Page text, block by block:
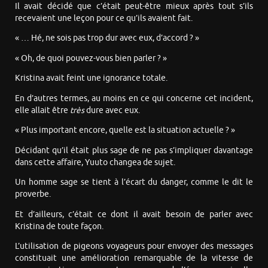
Il avait décidé que c’était peut-être mieux après tout s’ils
recevaient une leçon pour ce qu’ils avaient fait.
« … Hé, ne sois pas trop dur avec eux, d’accord ? »
« Oh, de quoi pouvez-vous bien parler ? »
Kristina avait feint une ignorance totale.
En d’autres termes, au moins en ce qui concerne cet incident,
elle allait être trèsdure avec eux.
« Plus important encore, quelle est la situation actuelle ? »
Décidant qu’il était plus sage de ne pas s’impliquer davantage
dans cette affaire, Yuuto changea de sujet.
Un homme sage se tient à l’écart du danger, comme le dit le
proverbe.
Et d’ailleurs, c’était ce dont il avait besoin de parler avec
Kristina de toute façon.
L’utilisation de pigeons voyageurs pour envoyer des messages
constituait une amélioration remarquable de la vitesse de